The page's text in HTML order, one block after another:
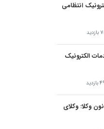
انتظامی
الکترونیک
وکلا: وکلای